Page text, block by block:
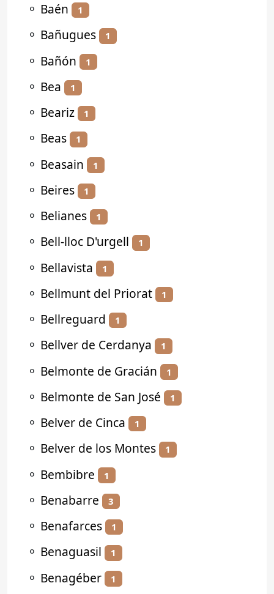
⚬ Baén 1
⚬ Bañugues 1
⚬ Bañón 1
⚬ Bea 1
⚬ Beariz 1
⚬ Beas 1
⚬ Beasain 1
⚬ Beires 1
⚬ Belianes 1
⚬ Bell-lloc D'urgell 1
⚬ Bellavista 1
⚬ Bellmunt del Priorat 1
⚬ Bellreguard 1
⚬ Bellver de Cerdanya 1
⚬ Belmonte de Gracián 1
⚬ Belmonte de San José 1
⚬ Belver de Cinca 1
⚬ Belver de los Montes 1
⚬ Bembibre 1
⚬ Benabarre 3
⚬ Benafarces 1
⚬ Benaguasil 1
⚬ Benagéber 1